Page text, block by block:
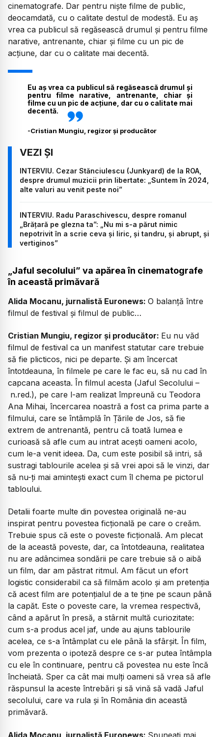
cinematografe. Dar pentru niște filme de public,
deocamdată, cu o calitate destul de modestă. Eu aș
vrea ca publicul să regăsească drumul și pentru filme
narative, antrenante, chiar și filme cu un pic de
acțiune, dar cu o calitate mai decentă.
Eu aș vrea ca publicul să regăsească drumul și
pentru filme narative, antrenante, chiar și
filme cu un pic de acțiune, dar cu o calitate mai
decentă.
-Cristian Mungiu, regizor și producător
INTERVIU. Cezar Stănciulescu (Junkyard) de la ROA,
despre drumul muzicii prin libertate: „Suntem în 2024,
alte valuri au venit peste noi”
INTERVIU. Radu Paraschivescu, despre romanul
„Brățară pe glezna ta”: „Nu mi s-a părut nimic
nepotrivit în a scrie ceva și liric, și tandru, și abrupt, și
vertiginos”
„Jaful secolului” va apărea în cinematografe
în această primăvară
Alida Mocanu, jurnalistă Euronews: O balanță între
filmul de festival și filmul de public…
Cristian Mungiu, regizor și producător: Eu nu văd
filmul de festival ca un manifest statutar care trebuie
să fie plicticos, nici pe departe. Și am încercat
întotdeauna, în filmele pe care le fac eu, să nu cad în
capcana aceasta. În filmul acesta (Jaful Secolului –
n.red.), pe care l-am realizat împreună cu Teodora
Ana Mihai, încercarea noastră a fost ca prima parte a
filmului, care se întâmplă în Țările de Jos, să fie
extrem de antrenantă, pentru că toată lumea e
curioasă să afle cum au intrat acești oameni acolo,
cum le-a venit ideea. Da, cum este posibil să intri, să
sustragi tablourile acelea și să vrei apoi să le vinzi, dar
să nu-ți mai amintești exact cum îl chema pe pictorul
tabloului.
Detalii foarte multe din povestea originală ne-au
inspirat pentru povestea ficțională pe care o creăm.
Trebuie spus că este o poveste ficțională. Am plecat
de la această poveste, dar, ca întotdeauna, realitatea
nu are adâncimea sondării pe care trebuie să o aibă
un film, dar am păstrat ritmul. Am făcut un efort
logistic considerabil ca să filmăm acolo și am pretenția
că acest film are potențialul de a te ține pe scaun până
la capăt. Este o poveste care, la vremea respectivă,
când a apărut în presă, a stârnit multă curiozitate:
cum s-a produs acel jaf, unde au ajuns tablourile
acelea, ce s-a întâmplat cu ele până la sfârșit. În film,
vom prezenta o ipoteză despre ce s-ar putea întâmpla
cu ele în continuare, pentru că povestea nu este încă
încheiată. Sper ca cât mai mulți oameni să vrea să afle
răspunsul la aceste întrebări și să vină să vadă Jaful
secolului, care va rula și în România din această
primăvară.
Alida Mocanu, jurnalistă Euronews: Spuneați mai